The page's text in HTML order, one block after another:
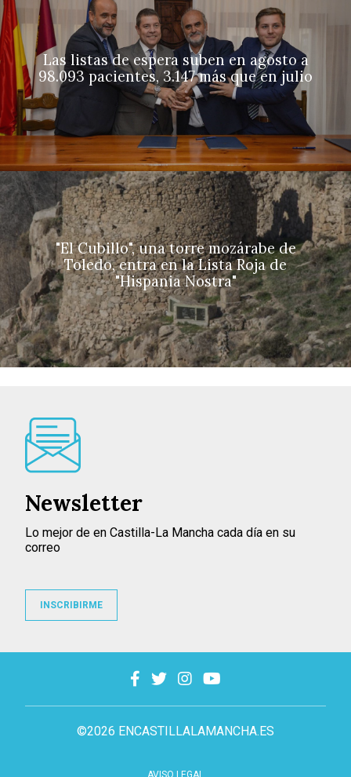
Las listas de espera suben en agosto a
98.093 pacientes, 3.147 más que en julio
"El Cubillo", una torre mozárabe de
Toledo, entra en la Lista Roja de
"Hispania Nostra"
©2026 ENCASTILLALAMANCHA.ES
AVISO LEGAL
Newsletter
Lo mejor de en Castilla-La Mancha cada día en su
correo
INSCRIBIRME